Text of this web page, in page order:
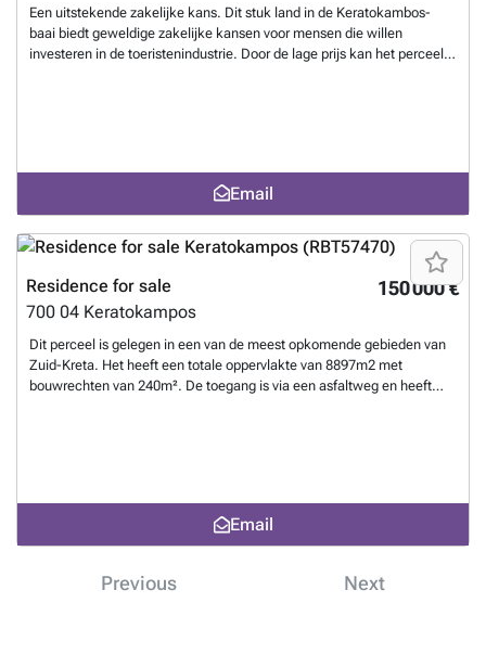
Een uitstekende zakelijke kans. Dit stuk land in de Keratokambos-
baai biedt geweldige zakelijke kansen voor mensen die willen
investeren in de toeristenindustrie. Door de lage prijs kan het perceel
know more?
Email
150 000 €
Residence for sale
700 04 Keratokampos
Dit perceel is gelegen in een van de meest opkomende gebieden van
Zuid-Kreta. Het heeft een totale oppervlakte van 8897m2 met
bouwrechten van 240m². De toegang is via een asfaltweg en heeft
Email
Previous Next